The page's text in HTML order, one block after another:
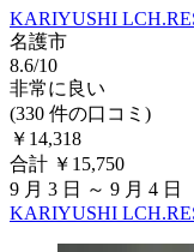
KARIYUSHI
名護市
8.6/10
非常に良い
(330 件の口コミ)
￥14,318
合計 ￥15,750
9 月 3 日 ～ 9 月 4 日
KARIYUSHI